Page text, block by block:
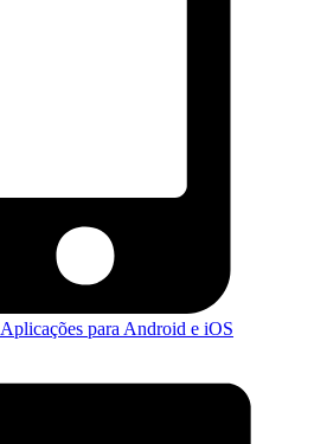
Aplicações para Android e iOS